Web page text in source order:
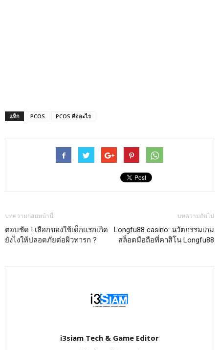
แท็ก PCOS PCOS คืออะไร
บทความก่อนหน้านี้
ตอบชัด ! เลือกของใช้เด็กแรกเกิด
ยังไงให้ปลอดภัยต่อผิวทารก ?
บทความถัดไป
Longfu88 casino: นวัตกรรมเกม
สล็อตมือถือที่คาสิโน Longfu88
i3siam Tech & Game Editor